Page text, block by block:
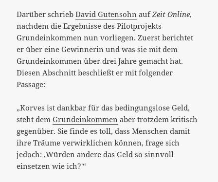
Darüber schriebDavid Gutensohn aufZeit Online,
nachdem die Ergebnisse des Pilotprojekts
Grundeinkommen nun vorliegen. Zuerst berichtet
er über eine Gewinnerin und was sie mit dem
Grundeinkommen über drei Jahre gemacht hat.
Diesen Abschnitt beschließt er mit folgender
Passage:
„Korves ist dankbar für das bedingungslose Geld,
steht demGrundeinkommen aber trotzdem kritisch
gegenüber. Sie finde es toll, dass Menschen damit
ihre Träume verwirklichen können, frage sich
jedoch: ‚Würden andere das Geld so sinnvoll
einsetzen wie ich?'“